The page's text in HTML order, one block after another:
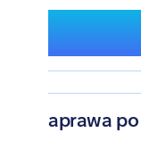
Naprawa